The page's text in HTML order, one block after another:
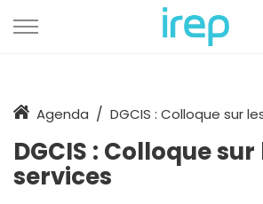
AccueilAgenda DGCIS : Colloque sur
DGCIS : Colloque sur
services